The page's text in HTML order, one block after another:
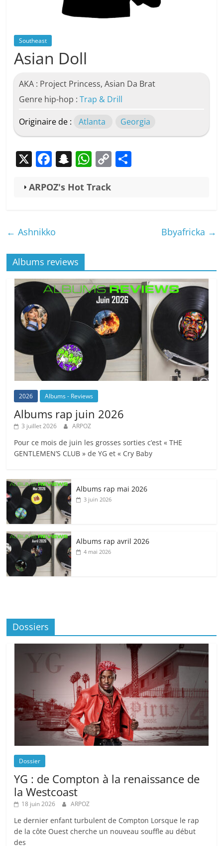
Southeast
Asian Doll
AKA : Project Princess, Asian Da Brat
Genre hip-hop :Trap & Drill
Originaire de : Atlanta Georgia
X F
c
o
o
k
S
a
at
W
at
C
ARPOZ's Hot Track
← Ashnikko Bbyafricka →
Albums reviews
2026 Albums - Reviews
Albums rap juin 2026
3 juillet 2026 ARPOZ
Pour ce mois de juin les grosses sorties c’est « THE
GENTLEMEN’S CLUB » de YG et « Cry Baby
Albums rap mai 2026
3 juin 2026
Albums rap avril 2026
4 mai 2026
Dossiers
Dossier
YG : de Compton à la renaissance de
la Westcoast
18 juin 2026 ARPOZ
Le dernier enfant turbulent de Compton Lorsque le rap
de la côte Ouest cherche un nouveau souffle au début
des